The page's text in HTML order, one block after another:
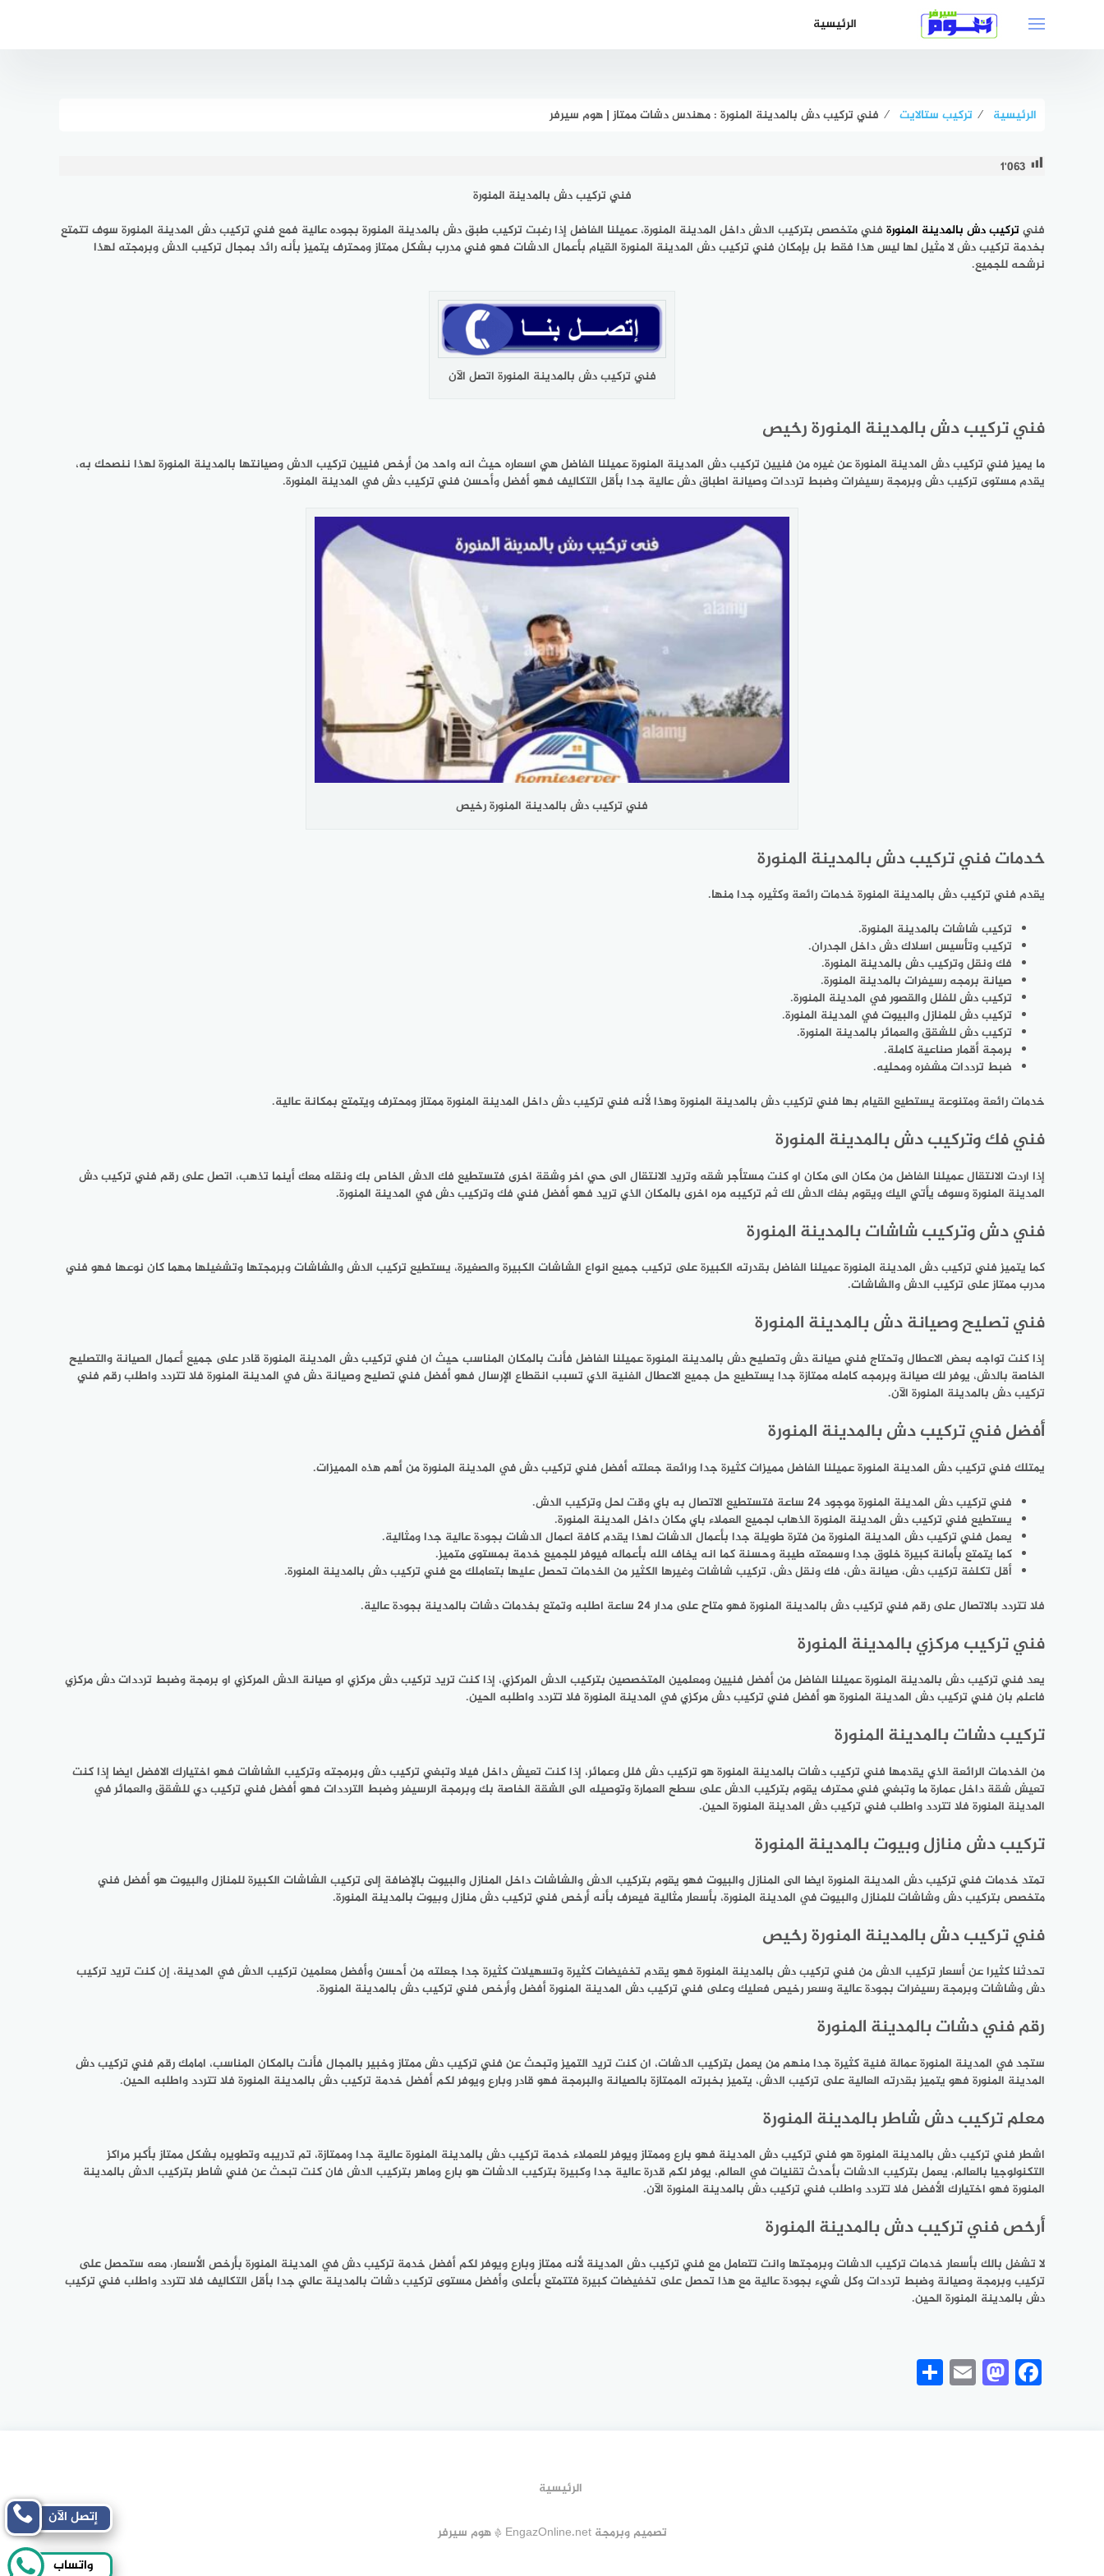
الرئيسية
الرئيسية ⁄ تركيب ستالايت ⁄ فني تركيب دش بالمدينة المنورة : مهندس دشات ممتاز | هوم سيرفر
1٬063
فني تركيب دش بالمدينة المنورة
فنيتركيب دش بالمدينة المنورة فني متخصص بتركيب الدش داخل المدينة المنورة، عميلنا الفاضل إذا رغبت تركيب طبق دش بالمدينة المنورة بجوده عالية فمع فني تركيب دش المدينة المنورة سوف تتمتع
بخدمة تركيب دش لا مثيل لها ليس هذا فقط بل بإمكان فني تركيب دش المدينة المنورة القيام بأعمال الدشات فهو فني مدرب بشكل ممتاز ومحترف يتميز بأنه رائد بمجال تركيب الدش وبرمجته لهذا
نرشحه للجميع.
فني تركيب دش بالمدينة المنورة اتصل الآن
فني تركيب دش بالمدينة المنورة رخيص
ما يميز فني تركيب دش المدينة المنورة عن غيره من فنيين تركيب دش المدينة المنورة عميلنا الفاضل هي اسعاره حيث انه واحد من أرخص فنيين تركيب الدش وصيانتها بالمدينة المنورة لهذا ننصحك به،
يقدم مستوى تركيب دش وبرمجة رسيفرات وضبط ترددات وصيانة اطباق دش عالية جدا بأقل التكاليف فهو أفضل وأحسن فني تركيب دش في المدينة المنورة.
فني تركيب دش بالمدينة المنورة رخيص
خدمات فني تركيب دش بالمدينة المنورة
يقدم فني تركيب دش بالمدينة المنورة خدمات رائعة وكثيره جدا منها.
تركيب شاشات بالمدينة المنورة.
تركيب وتأسيس اسلاك دش داخل الجدران.
فك ونقل وتركيب دش بالمدينة المنورة.
صيانة برمجه رسيفرات بالمدينة المنورة.
تركيب دش للفلل والقصور في المدينة المنورة.
تركيب دش للمنازل والبيوت في المدينة المنورة.
تركيب دش للشقق والعمائر بالمدينة المنورة.
برمجة أقمار صناعية كاملة.
ضبط ترددات مشفره ومحليه.
خدمات رائعة ومتنوعة يستطيع القيام بها فني تركيب دش بالمدينة المنورة وهذا لأنه فني تركيب دش داخل المدينة المنورة ممتاز ومحترف ويتمتع بمكانة عالية.
فني فك وتركيب دش بالمدينة المنورة
إذا اردت الانتقال عميلنا الفاضل من مكان الى مكان او كنت مستأجر شقه وتريد الانتقال الى حي اخر وشقة اخرى فتستطيع فك الدش الخاص بك ونقله معك أينما تذهب، اتصل على رقم فني تركيب دش
المدينة المنورة وسوف يأتي اليك ويقوم بفك الدش لك ثم تركيبه مره اخرى بالمكان الذي تريد فهو أفضل فني فك وتركيب دش في المدينة المنورة.
فني دش وتركيب شاشات بالمدينة المنورة
كما يتميز فني تركيب دش المدينة المنورة عميلنا الفاضل بقدرته الكبيرة على تركيب جميع انواع الشاشات الكبيرة والصغيرة، يستطيع تركيب الدش والشاشات وبرمجتها وتشغيلها مهما كان نوعها فهو فني
مدرب ممتاز على تركيب الدش والشاشات.
فني تصليح وصيانة دش بالمدينة المنورة
إذا كنت تواجه بعض الاعطال وتحتاج فني صيانة دش وتصليح دش بالمدينة المنورة عميلنا الفاضل فأنت بالمكان المناسب حيث ان فني تركيب دش المدينة المنورة قادر على جميع أعمال الصيانة والتصليح
الخاصة بالدش، يوفر لك صيانة وبرمجه كامله ممتازة جدا يستطيع حل جميع الاعطال الفنية الذي تسبب انقطاع الإرسال فهو أفضل فني تصليح وصيانة دش في المدينة المنورة فلا تتردد واطلب رقم فني
تركيب دش بالمدينة المنورة الآن.
أفضل فني تركيب دش بالمدينة المنورة
يمتلك فني تركيب دش المدينة المنورة عميلنا الفاضل مميزات كثيرة جدا ورائعة جعلته أفضل فني تركيب دش في المدينة المنورة من أهم هذه المميزات.
فني تركيب دش المدينة المنورة موجود 24 ساعة فتستطيع الاتصال به باي وقت لحل وتركيب الدش.
يستطيع فني تركيب دش المدينة المنورة الذهاب لجميع العملاء باي مكان داخل المدينة المنورة.
يعمل فني تركيب دش المدينة المنورة من فترة طويلة جدا بأعمال الدشات لهذا يقدم كافة اعمال الدشات بجودة عالية جدا ومثالية.
كما يتمتع بأمانة كبيرة خلوق جدا وسمعته طيبة وحسنة كما انه يخاف الله بأعماله فيوفر للجميع خدمة بمستوى متميز.
أقل تكلفة تركيب دش، صيانة دش، فك ونقل دش، تركيب شاشات وغيرها الكثير من الخدمات تحصل عليها بتعاملك مع فني تركيب دش بالمدينة المنورة.
فلا تتردد بالاتصال على رقم فني تركيب دش بالمدينة المنورة فهو متاح على مدار 24 ساعة اطلبه وتمتع بخدمات دشات بالمدينة بجودة عالية.
فني تركيب مركزي بالمدينة المنورة
يعد فني تركيب دش بالمدينة المنورة عميلنا الفاضل من أفضل فنيين ومعلمين المتخصصين بتركيب الدش المركزي، إذا كنت تريد تركيب دش مركزي او صيانة الدش المركزي او برمجة وضبط ترددات دش مركزي
فاعلم بان فني تركيب دش المدينة المنورة هو أفضل فني تركيب دش مركزي في المدينة المنورة فلا تتردد واطلبه الحين.
تركيب دشات بالمدينة المنورة
من الخدمات الرائعة الذي يقدمها فني تركيب دشات بالمدينة المنورة هو تركيب دش فلل وعمائر، إذا كنت تعيش داخل فيلا وتبغي تركيب دش وبرمجته وتركيب الشاشات فهو اختيارك الافضل ايضا إذا كنت
تعيش شقة داخل عمارة ما وتبغي فني محترف يقوم بتركيب الدش على سطح العمارة وتوصيله الى الشقة الخاصة بك وبرمجة الرسيفر وضبط الترددات فهو أفضل فني تركيب دي للشقق والعمائر في
المدينة المنورة فلا تتردد واطلب فني تركيب دش المدينة المنورة الحين.
تركيب دش منازل وبيوت بالمدينة المنورة
تمتد خدمات فني تركيب دش المدينة المنورة ايضا الى المنازل والبيوت فهو يقوم بتركيب الدش والشاشات داخل المنازل والبيوت بالإضافة إلى تركيب الشاشات الكبيرة للمنازل والبيوت هو أفضل فني
متخصص بتركيب دش وشاشات للمنازل والبيوت في المدينة المنورة، بأسعار مثالية فيعرف بأنه أرخص فني تركيب دش منازل وبيوت بالمدينة المنورة.
فني تركيب دش بالمدينة المنورة رخيص
تحدثنا كثيرا عن أسعار تركيب الدش من فني تركيب دش بالمدينة المنورة فهو يقدم تخفيضات كثيرة وتسهيلات كثيرة جدا جعلته من أحسن وأفضل معلمين تركيب الدش في المدينة، إن كنت تريد تركيب
دش وشاشات وبرمجة رسيفرات بجودة عالية وسعر رخيص فعليك وعلى فني تركيب دش المدينة المنورة أفضل وأرخص فني تركيب دش بالمدينة المنورة.
رقم فني دشات بالمدينة المنورة
ستجد في المدينة المنورة عمالة فنية كثيرة جدا منهم من يعمل بتركيب الدشات، ان كنت تريد التميز وتبحث عن فني تركيب دش ممتاز وخبير بالمجال فأنت بالمكان المناسب، امامك رقم فني تركيب دش
المدينة المنورة فهو يتميز بقدرته العالية على تركيب الدش، يتميز بخبرته الممتازة بالصيانة والبرمجة فهو قادر وبارع ويوفر لكم أفضل خدمة تركيب دش بالمدينة المنورة فلا تتردد واطلبه الحين.
معلم تركيب دش شاطر بالمدينة المنورة
اشطر فني تركيب دش بالمدينة المنورة هو فني تركيب دش المدينة فهو بارع وممتاز ويوفر للعملاء خدمة تركيب دش بالمدينة المنورة عالية جدا وممتازة، تم تدريبه وتطويره بشكل ممتاز بأكبر مراكز
التكنولوجيا بالعالم، يعمل بتركيب الدشات بأحدث تقنيات في العالم، يوفر لكم قدرة عالية جدا وكبيرة بتركيب الدشات هو بارع وماهر بتركيب الدش فان كنت تبحث عن فني شاطر بتركيب الدش بالمدينة
المنورة فهو اختيارك الأفضل فلا تتردد واطلب فني تركيب دش بالمدينة المنورة الآن.
أرخص فني تركيب دش بالمدينة المنورة
لا تشغل بالك بأسعار خدمات تركيب الدشات وبرمجتها وانت تتعامل مع فني تركيب دش المدينة لأنه ممتاز وبارع ويوفر لكم أفضل خدمة تركيب دش في المدينة المنورة بأرخص الأسعار، معه ستحصل على
تركيب وبرمجة وصيانة وضبط ترددات وكل شيء بجودة عالية مع هذا تحصل على تخفيضات كبيرة فتتمتع بأعلى وأفضل مستوى تركيب دشات بالمدينة عالي جدا بأقل التكاليف فلا تتردد واطلب فني تركيب
دش بالمدينة المنورة الحين.
Facebook
Mastodon
Email
الرئيسية
تصميم وبرمجة EngazOnline.net * هوم سيرفر
إتصل الآن
واتساب